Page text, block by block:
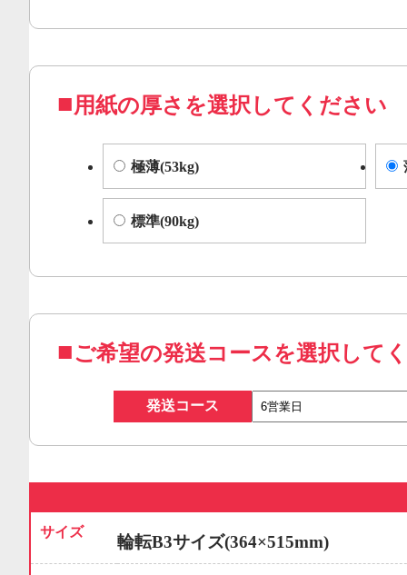
用紙の厚さを選択してください
極薄(53kg)
標準(90kg)
ご希望の発送コースを選択して
発送コース
サイズ
輪転B3サイズ(364×515mm)